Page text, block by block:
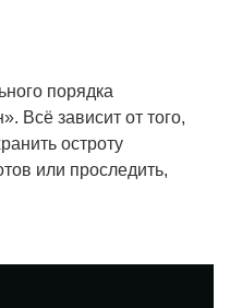
порядка
Всё зависит от того,
остроту
или проследить,